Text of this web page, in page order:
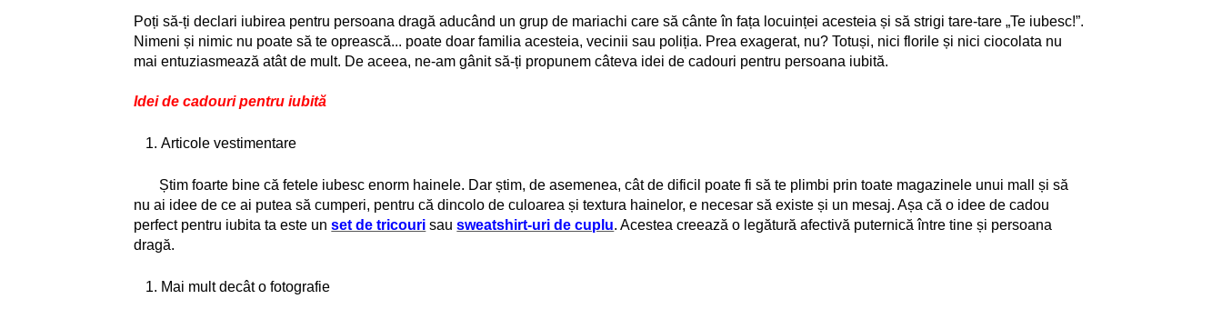
Poți să-ți declari iubirea pentru persoana dragă aducând un grup de mariachi care să cânte în fața locuinței acesteia și să strigi tare-tare „Te iubesc!”.
Nimeni și nimic nu poate să te oprească... poate doar familia acesteia, vecinii sau poliția. Prea exagerat, nu? Totuși, nici florile și nici ciocolata nu
mai entuziasmează atât de mult. De aceea, ne-am gânit să-ți propunem câteva idei de cadouri pentru persoana iubită.
Idei de cadouri pentru iubită
Articole vestimentare
Știm foarte bine că fetele iubesc enorm hainele. Dar știm, de asemenea, cât de dificil poate fi să te plimbi prin toate magazinele unui mall și să
nu ai idee de ce ai putea să cumperi, pentru că dincolo de culoarea și textura hainelor, e necesar să existe și un mesaj. Așa că o idee de cadou
perfect pentru iubita ta este unset de tricouri sausweatshirt-uri de cuplu. Acestea creează o legătură afectivă puternică între tine și persoana
dragă.
Mai mult decât o fotografie